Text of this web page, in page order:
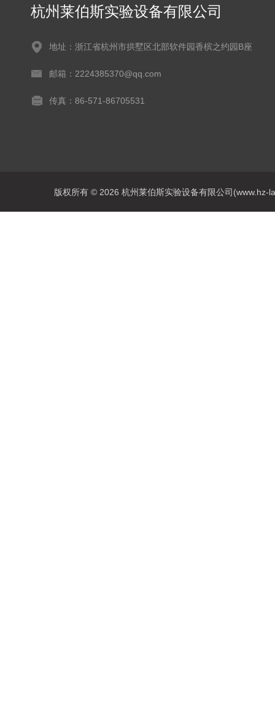
杭州莱伯斯实验设备有限公司
地址：浙江省杭州市拱墅区北部软件园香槟之约园B座
邮箱：2224385370@qq.com
传真：86-571-86705531
版权所有 © 2026 杭州莱伯斯实验设备有限公司